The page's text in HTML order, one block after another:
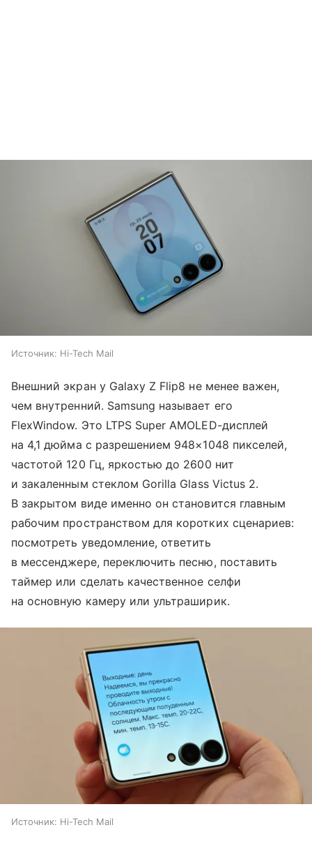
Источник: Hi-Tech Mail
Внешний экран у Galaxy Z Flip8 не менее важен,
чем внутренний. Samsung называет его
FlexWindow. Это LTPS Super AMOLED-дисплей
на 4,1 дюйма с разрешением 948×1048 пикселей,
частотой 120 Гц, яркостью до 2600 нит
и закаленным стеклом Gorilla Glass Victus 2.
В закрытом виде именно он становится главным
рабочим пространством для коротких сценариев:
посмотреть уведомление, ответить
в мессенджере, переключить песню, поставить
таймер или сделать качественное селфи
на основную камеру или ультраширик.
Источник: Hi-Tech Mail